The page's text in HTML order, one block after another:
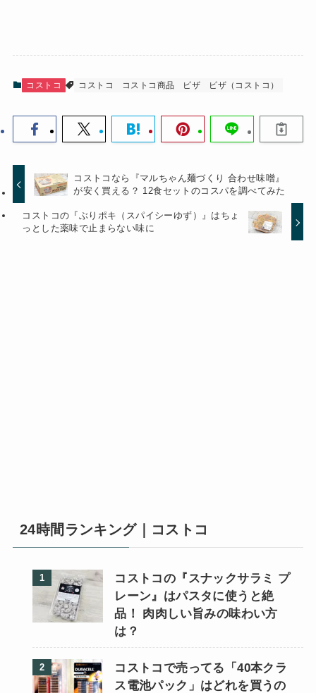
コストコ コストコ コストコ商品 ピザ ピザ（コストコ）
コストコなら『マルちゃん麺づくり 合わせ味噌』
が安く買える？ 12食セットのコスパを調べてみた
コストコの『ぶりポキ（スパイシーゆず）』はちょ
っとした薬味で止まらない味に
24時間ランキング｜コストコ
コストコの『スナックサラミ プ
レーン』はパスタに使うと絶
品！ 肉肉しい旨みの味わい方
は？
コストコで売ってる「40本クラ
ス電池パック」はどれを買うの